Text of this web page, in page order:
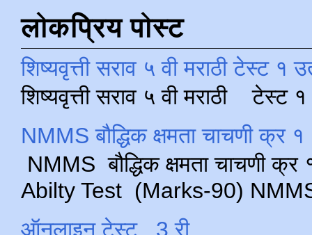
लोकप्रिय पोस्ट
शिष्यवृत्ती सराव ५ वी मराठी टेस्ट १
शिष्यवृत्ती सराव ५ वी मराठी टेस्ट
NMMS बौद्धिक क्षमता चाचणी क्र
NMMS बौद्धिक क्षमता चाचणी
Abilty Test (Marks-90) NMMS
ऑनलाइन टेस्ट , 3 री